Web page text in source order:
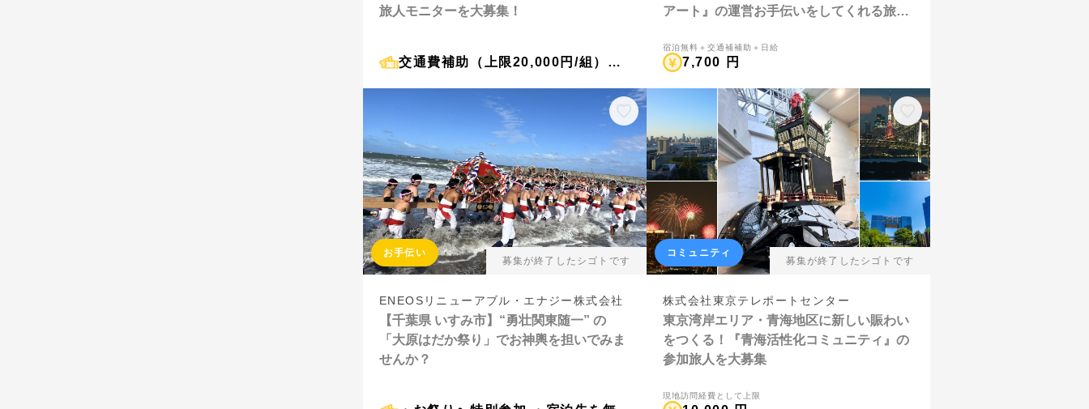
旅人モニターを大募集！
交通費補助（上限20,000円/組）＋『シナモロール列車』に特別価格で乗車（5,000円/人）
アート』の運営お手伝いをしてくれる旅人
宿泊無料＋交通補補助＋日給
7,700 円
お手伝い
募集が終了したシゴトです
ENEOSリニューアブル・エナジー株式会社
【千葉県 いすみ市】“勇壮関東随一” の
「大原はだか祭り」でお神輿を担いでみま
せんか？
コミュニティ
募集が終了したシゴトです
株式会社東京テレポートセンター
東京湾岸エリア・青海地区に新しい賑わい
をつくる！『青海活性化コミュニティ』の
参加旅人を大募集
現地訪問経費として上限